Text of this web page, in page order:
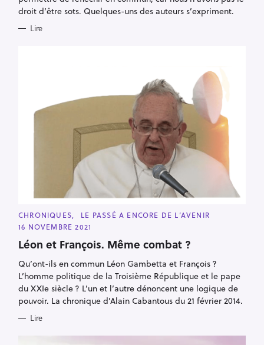
droit d’être sots. Quelques-uns des auteurs s’expriment.
Lire
C
A
T
G
R
I
E
S
CHRONIQUES
LE PASSÉ A ENCORE DE L’AVENIR
16 NOVEMBRE 2021
Léon et François. Même combat ?
Qu’ont-ils en commun Léon Gambetta et François ?
L’homme politique de la Troisième République et le pape
du XXIe siècle ? L’un et l’autre dénoncent une logique de
pouvoir. La chronique d’Alain Cabantous du 21 février 2014.
Lire